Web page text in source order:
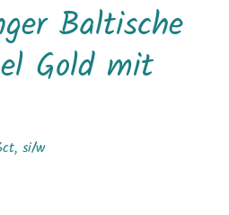
Baltische
Gold mit
si/w